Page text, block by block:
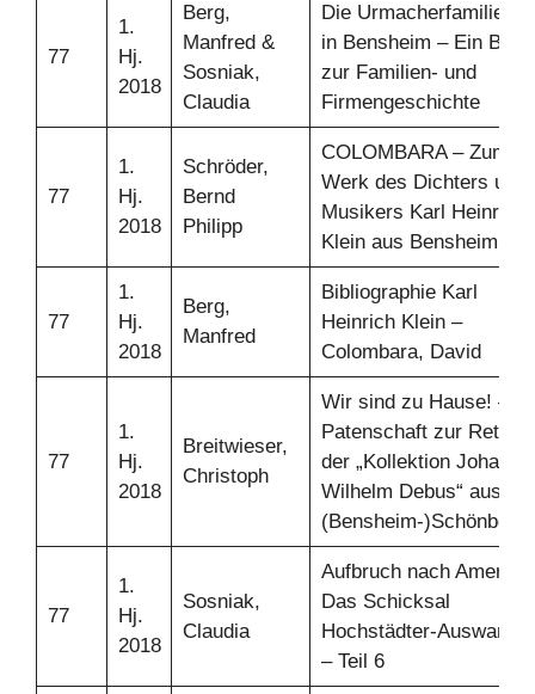
77
1.
Hj.
2018
Berg,
Manfred &
Sosniak,
Claudia
Die Urmacherfamilie
in Bensheim – Ein
zur Familien- und
Firmengeschichte
77
1.
Hj.
2018
Schröder,
Bernd
Philipp
COLOMBARA – Zum
Werk des Dichters und
Musikers Karl Heinrich
Klein aus Bensheim
77
1.
Hj.
2018
Berg,
Manfred
Bibliographie Karl
Heinrich Klein –
Colombara, David
77
1.
Hj.
2018
Breitwieser,
Christoph
Wir sind zu Hause! –
Patenschaft zur
der „Kollektion Johann
Wilhelm Debus“ aus
(Bensheim-)Schönberg
77
1.
Hj.
2018
Sosniak,
Claudia
Aufbruch nach Amerika.
Das Schicksal
Hochstädter-
– Teil 6